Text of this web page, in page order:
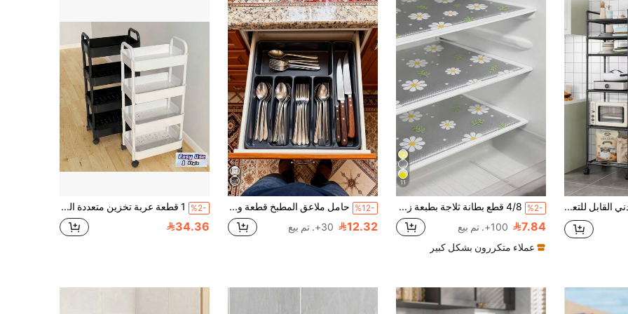
هذا الرف المعدني القابل للتعديل في الارتفاع والذي يوفر المساحة هو خيار مثالي للحمامات ومناطق الاستحمام والمساحات المعيشية الأخرى. يمكن استخدامه كرف تخزين متعدد الطبقات قائم بذاته أو كرف كتب أو خزانة، وهو أيضًا متنقل وسهل التجميع. مناسب للحمامات والمطابخ والمكاتب والدراسات والغرف المعيشية. كما أنه يشكل هدية عيد رائعة.
11
%2- 4/8 قطع بطانة ثلاجة بطبعة زهور صغيرة، حجم صغير (30 سم * 45 سم / 11.81 بوصة * 17.72 بوصة)، قابلة للغسل ومقاومة للماء والزيت، مناسبة لأرفف الثلاجة وأرفف الفريزر الزجاجية وأدراج الخزائن وغيرها
7.84 100+. تم بيع
عملاء متكررون بشكل كبير
%12- حامل ملاعق المطبخ قطعة واحدة، رف أدوات وأواني المائدة، صندوق منظم مسطح للأدراج للسكاكين والشوك والعيدان، صينية أواني المائدة داخل الخزانة، صينية منظمة مسطحة للأدوات، فاصل السكاكين والشوك والملاعق في الأدراج، صينية أواني المائدة
12.32 30+. تم بيع
%2- 1 قطعة عربة تخزين متعددة الطبقات ثقيلة الوزن محمولة بعجلات سهلة التجميع وحدة رفوف بلاستيكية مدمجة تناسب المساحات الصغيرة المطبخ الحمام غرفة النوم المكتب المنزل الاستخدام التجاري ملحق تخزين
34.36